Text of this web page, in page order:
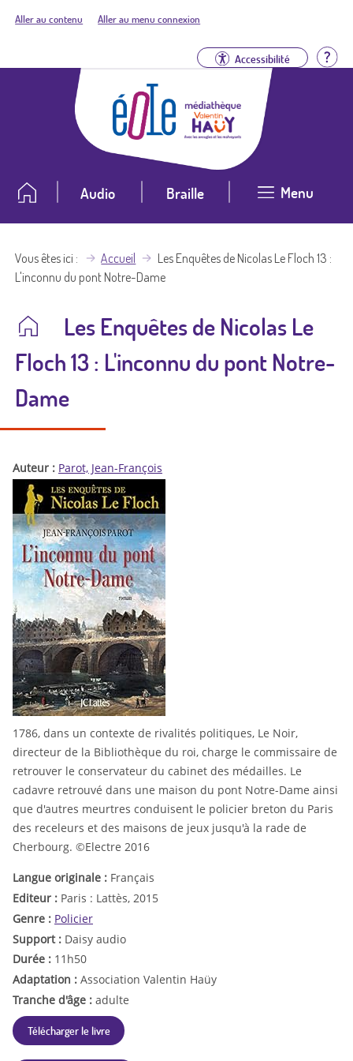
Aller au contenu Aller au menu connexion
Accessibilité
Audio Braille Menu
Vous êtes ici Accueil
Les Enquêtes de Nicolas Le Floch 13 :
L'inconnu du pont Notre-Dame
Les Enquêtes de Nicolas Le
Floch 13 : L'inconnu du pont Notre-
Dame
Auteur : Parot, Jean-François
1786, dans un contexte de rivalités politiques, Le Noir,
directeur de la Bibliothèque du roi, charge le commissaire de
retrouver le conservateur du cabinet des médailles. Le
cadavre retrouvé dans une maison du pont Notre-Dame ainsi
que d'autres meurtres conduisent le policier breton du Paris
des receleurs et des maisons de jeux jusqu'à la rade de
Cherbourg. ©Electre 2016
Langue originale : Français
Editeur : Paris : Lattès, 2015
Genre : Policier
Support : Daisy audio
Durée : 11h50
Adaptation : Association Valentin Haüy
Tranche d'âge : adulte
Télécharger le livre